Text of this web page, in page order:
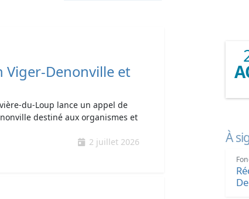
Viger-Denonville et
du-Loup lance un appel de
destiné aux organismes et
2 juillet 2026 À